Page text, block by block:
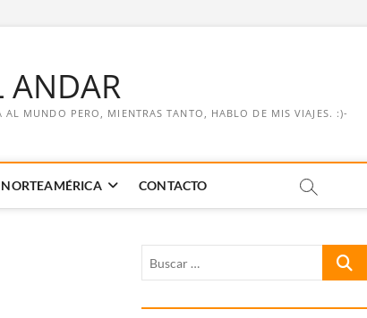
ANDAR
MUNDO PERO, MIENTRAS TANTO, HABLO DE MIS VIAJES. :)-
NORTEAMÉRICA CONTACTO
Buscar